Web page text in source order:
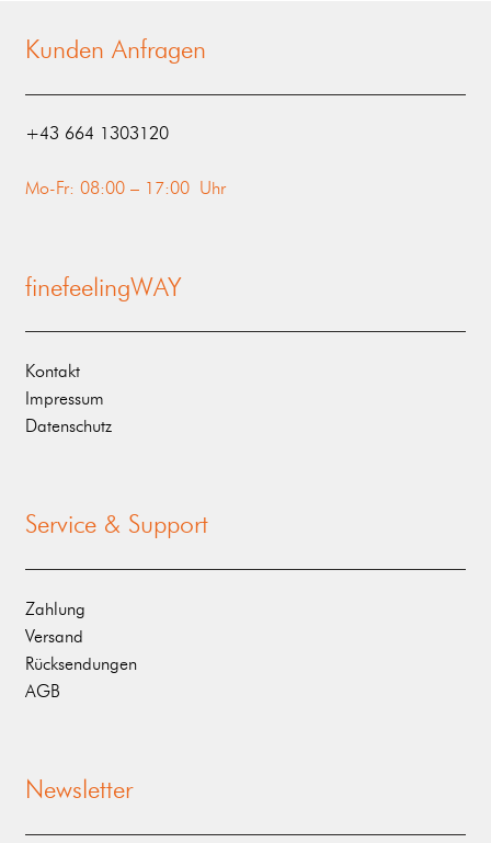
Kunden Anfragen
‭+43 664 1303120‬
Mo-Fr: 08:00 – 17:00 Uhr
finefeelingWAY
Kontakt
Impressum
Datenschutz
Service & Support
Zahlung
Versand
Rücksendungen
AGB
Newsletter